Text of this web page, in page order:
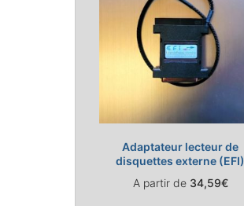
Adaptateur lecteur de
disquettes externe (EFI)
A partir de 34,59€